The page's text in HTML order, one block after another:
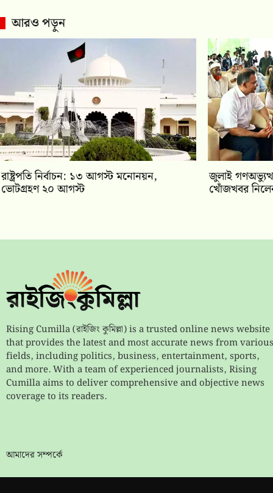
আরও পড়ুন
রাষ্ট্রপতি নির্বাচন: ১৩ আগস্ট মনোনয়ন,
ভোটগ্রহণ ২০ আগস্ট
জুলাই
খোঁজখবর নিলেন
Rising Cumilla (রাইজিং কুমিল্লা) is a trusted online news website
that provides the latest and most accurate news from various
fields, including politics, business, entertainment, sports,
and more. With a team of experienced journalists, Rising
Cumilla aims to deliver comprehensive and objective news
coverage to its readers.
আমাদের সম্পর্কে